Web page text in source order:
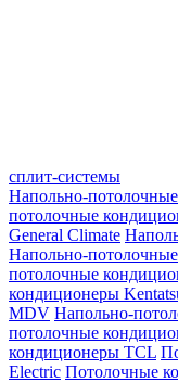
сплит-системы
Напольно-
потолочные
General Climate
Напольно-
потолочные
кондиционеры
MDV Напольно-
потолочные
кондиционеры TCL
Electric Потолочные